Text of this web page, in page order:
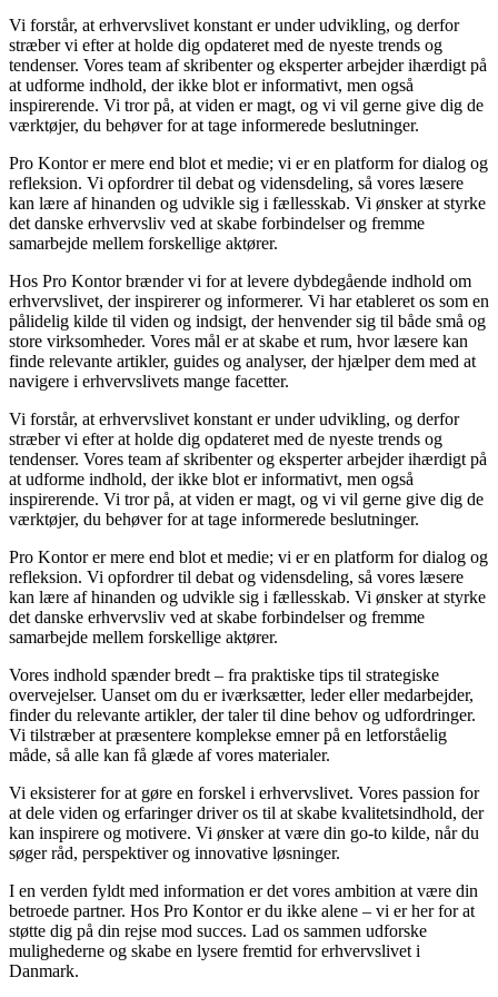
Vi forstår, at erhvervslivet konstant er under udvikling, og derfor
stræber vi efter at holde dig opdateret med de nyeste trends og
tendenser. Vores team af skribenter og eksperter arbejder ihærdigt på
at udforme indhold, der ikke blot er informativt, men også
inspirerende. Vi tror på, at viden er magt, og vi vil gerne give dig de
værktøjer, du behøver for at tage informerede beslutninger.
Pro Kontor er mere end blot et medie; vi er en platform for dialog og
refleksion. Vi opfordrer til debat og vidensdeling, så vores læsere
kan lære af hinanden og udvikle sig i fællesskab. Vi ønsker at styrke
det danske erhvervsliv ved at skabe forbindelser og fremme
samarbejde mellem forskellige aktører.
Hos Pro Kontor brænder vi for at levere dybdegående indhold om
erhvervslivet, der inspirerer og informerer. Vi har etableret os som en
pålidelig kilde til viden og indsigt, der henvender sig til både små og
store virksomheder. Vores mål er at skabe et rum, hvor læsere kan
finde relevante artikler, guides og analyser, der hjælper dem med at
navigere i erhvervslivets mange facetter.
Vi forstår, at erhvervslivet konstant er under udvikling, og derfor
stræber vi efter at holde dig opdateret med de nyeste trends og
tendenser. Vores team af skribenter og eksperter arbejder ihærdigt på
at udforme indhold, der ikke blot er informativt, men også
inspirerende. Vi tror på, at viden er magt, og vi vil gerne give dig de
værktøjer, du behøver for at tage informerede beslutninger.
Pro Kontor er mere end blot et medie; vi er en platform for dialog og
refleksion. Vi opfordrer til debat og vidensdeling, så vores læsere
kan lære af hinanden og udvikle sig i fællesskab. Vi ønsker at styrke
det danske erhvervsliv ved at skabe forbindelser og fremme
samarbejde mellem forskellige aktører.
Vores indhold spænder bredt – fra praktiske tips til strategiske
overvejelser. Uanset om du er iværksætter, leder eller medarbejder,
finder du relevante artikler, der taler til dine behov og udfordringer.
Vi tilstræber at præsentere komplekse emner på en letforståelig
måde, så alle kan få glæde af vores materialer.
Vi eksisterer for at gøre en forskel i erhvervslivet. Vores passion for
at dele viden og erfaringer driver os til at skabe kvalitetsindhold, der
kan inspirere og motivere. Vi ønsker at være din go-to kilde, når du
søger råd, perspektiver og innovative løsninger.
I en verden fyldt med information er det vores ambition at være din
betroede partner. Hos Pro Kontor er du ikke alene – vi er her for at
støtte dig på din rejse mod succes. Lad os sammen udforske
mulighederne og skabe en lysere fremtid for erhvervslivet i
Danmark.